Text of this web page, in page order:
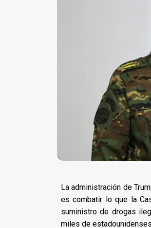
La administración de
es combatir lo que la
suministro de drogas
miles de